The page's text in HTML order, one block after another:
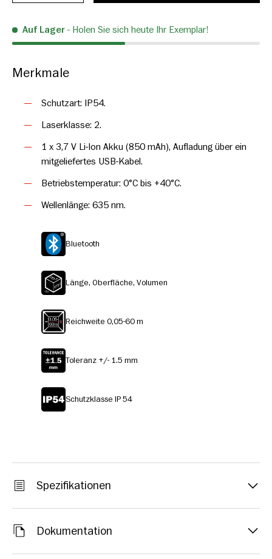
Über eine Bluetooth-Schnittstelle kann der HDL 60 mit der
Messungen speichern, sie zu Bildern oder Bauplänen
hinzufügen und mit anderen teilen.
Ein Display mit Hintergrundbeleuchtung ermöglicht bessere
Ablesbarkeit bei Dunkelheit. Mit seinem kompakten Design ist
einem weichen Schutzetui geliefert, das am Gürtel befestigt
werden kann.
Auf Lager - Holen Sie sich heute Ihr Exemplar!
Merkmale
Schutzart: IP54.
Laserklasse: 2.
1 x 3,7 V Li-Ion Akku (850 mAh), Aufladung über ein
mitgeliefertes USB-Kabel.
Betriebstemperatur: 0°C bis +40°C.
Wellenlänge: 635 nm.
Bluetooth
Länge, Oberfläche, Volumen
Reichweite 0,05-60 m
Toleranz +/- 1.5 mm
Schutzklasse IP 54
Spezifikationen
Dokumentation